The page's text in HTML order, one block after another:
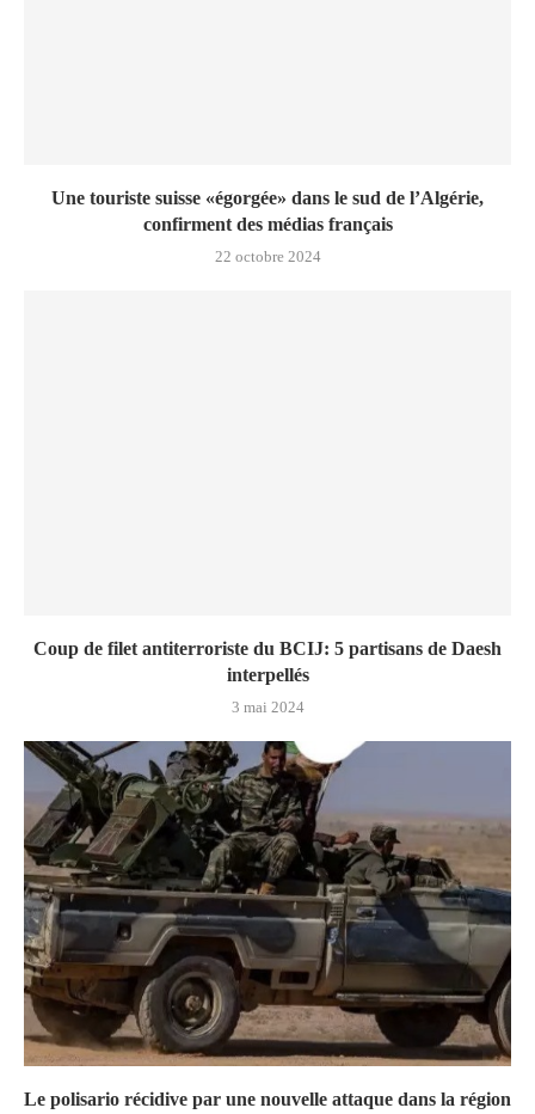
Une touriste suisse «égorgée» dans le sud de l’Algérie,
confirment des médias français
22 octobre 2024
Coup de filet antiterroriste du BCIJ: 5 partisans de Daesh
interpellés
3 mai 2024
Le polisario récidive par une nouvelle attaque dans la région